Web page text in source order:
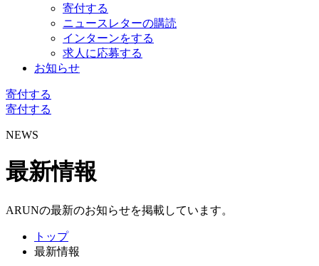
寄付する
ニュースレターの購読
インターンをする
求人に応募する
お知らせ
寄付する
寄付する
NEWS
最新情報
ARUNの最新のお知らせを掲載しています。
トップ
最新情報